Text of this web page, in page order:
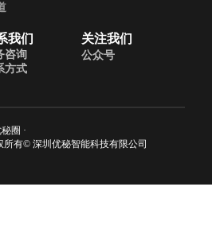
我们
咨询
方式
关注我们
公众号
圈 ·
所有© 深圳优秘智能科技有限公司